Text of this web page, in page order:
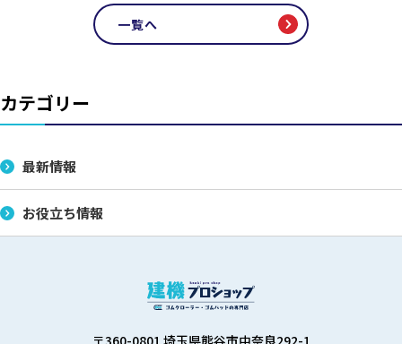
一覧へ
カテゴリー
最新情報
お役立ち情報